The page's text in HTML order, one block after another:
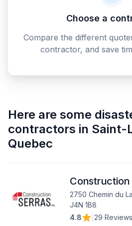
Choose a
Compare the different
contractor, and save
Here are some
contractors in Saint-
Quebec
2750 Chemin du
J4N 1B8
4.8
29 Reviews